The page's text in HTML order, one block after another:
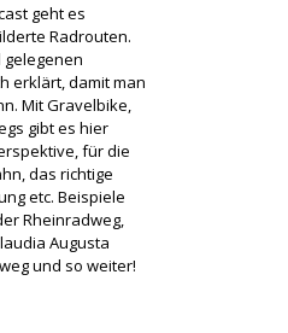
geht es
Radrouten.
gelegenen
erklärt, damit man
Mit Gravelbike,
gibt es hier
für die
das richtige
etc. Beispiele
Rheinradweg,
Augusta
und so weiter!